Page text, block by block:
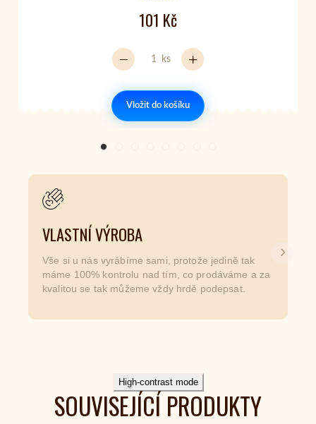
101 Kč
ks
Vložit do košíku
VLASTNÍ VÝROBA
Vše si u nás vyrábíme sami, protože jedině tak
máme 100% kontrolu nad tím, co prodáváme a za
kvalitou se tak můžeme vždy hrdě podepsat.
Další
High-contrast mode
SOUVISEJÍCÍ PRODUKTY